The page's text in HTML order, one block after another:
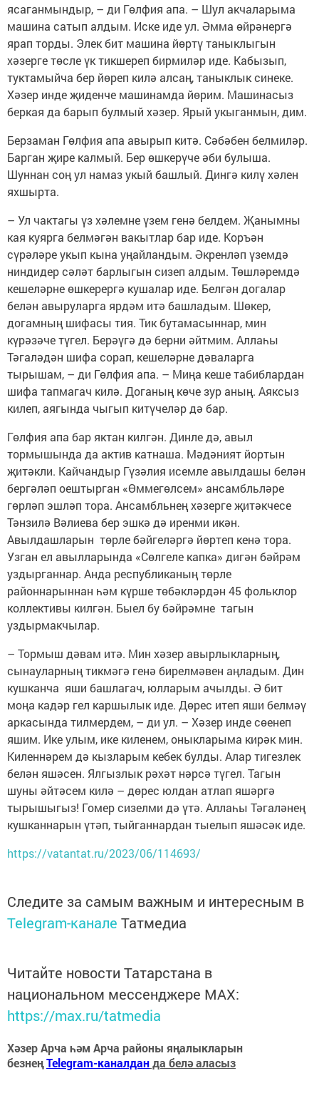
ясаганмындыр, – ди Гөлфия апа. – Шул акчаларыма
машина сатып алдым. Иске иде ул. Әмма өйрәнергә
ярап торды. Элек бит машина йөртү таныклыгын
хәзерге төсле үк тикшереп бирмиләр иде. Кабызып,
туктамыйча бер йөреп килә алсаң, таныклык синеке.
Хәзер инде җиденче машинамда йөрим. Машинасыз
беркая да барып булмый хәзер. Ярый укыганмын, дим.
Берзаман Гөлфия апа авырып китә. Сәбәбен белмиләр.
Барган җире калмый. Бер өшкерүче әби булыша.
Шуннан соң ул намаз укый башлый. Дингә килү хәлен
яхшырта.
– Ул чактагы үз хәлемне үзем генә белдем. Җанымны
кая куярга белмәгән вакытлар бар иде. Коръән
сүрәләре укып кына уңайландым. Әкренләп үземдә
ниндидер сәләт барлыгын сизеп алдым. Төшләремдә
кешеләрне өшкерергә кушалар иде. Белгән догалар
белән авыруларга ярдәм итә башладым. Шөкер,
догамның шифасы тия. Тик бутамасыннар, мин
күрәзәче түгел. Берәүгә дә берни әйтмим. Аллаһы
Тәгаләдән шифа сорап, кешеләрне дәваларга
тырышам, – ди Гөлфия апа. – Миңа кеше табиблардан
шифа тапмагач килә. Доганың көче зур аның. Аяксыз
килеп, аягында чыгып китүчеләр дә бар.
Гөлфия апа бар яктан килгән. Динле дә, авыл
тормышында да актив катнаша. Мәдәният йортын
җитәкли. Кайчандыр Гүзәлия исемле авылдашы белән
бергәләп оештырган «Өммегөлсем» ансамбльләре
гөрләп эшләп тора. Ансамбльнең хәзерге җитәкчесе
Тәнзилә Вәлиева бер эшкә дә иренми икән.
Авылдашларын төрле бәйгеләргә йөртеп кенә тора.
Узган ел авылларында «Сөлгеле капка» дигән бәйрәм
уздырганнар. Анда республиканың төрле
районнарыннан һәм күрше төбәкләрдән 45 фольклор
коллективы килгән. Быел бу бәйрәмне тагын
уздырмакчылар.
– Тормыш дәвам итә. Мин хәзер авырлыкларның,
сынауларның тикмәгә генә бирелмәвен аңладым. Дин
кушканча яши башлагач, юлларым ачылды. Ә бит
моңа кадәр гел каршылык иде. Дөрес итеп яши белмәү
аркасында тилмердем, – ди ул. – Хәзер инде сөенеп
яшим. Ике улым, ике киленем, оныкларыма кирәк мин.
Киленнәрем дә кызларым кебек булды. Алар тигезлек
белән яшәсен. Ялгызлык рәхәт нәрсә түгел. Тагын
шуны әйтәсем килә – дөрес юлдан атлап яшәргә
тырышыгыз! Гомер сизелми дә үтә. Аллаһы Тәгаләнең
кушканнарын үтәп, тыйганнардан тыелып яшәсәк иде.
https://vatantat.ru/2023/06/114693/
Следите за самым важным и интересным в
Telegram-канале Татмедиа
Читайте новости Татарстана в
национальном мессенджере MАХ:
https://max.ru/tatmedia
Хәзер Арча һәм Арча районы яңалыкларын
безнеңTelegram-каналданда белә аласыз